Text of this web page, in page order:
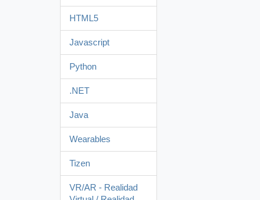
HTML5
Javascript
Python
.NET
Java
Wearables
Tizen
VR/AR - Realidad